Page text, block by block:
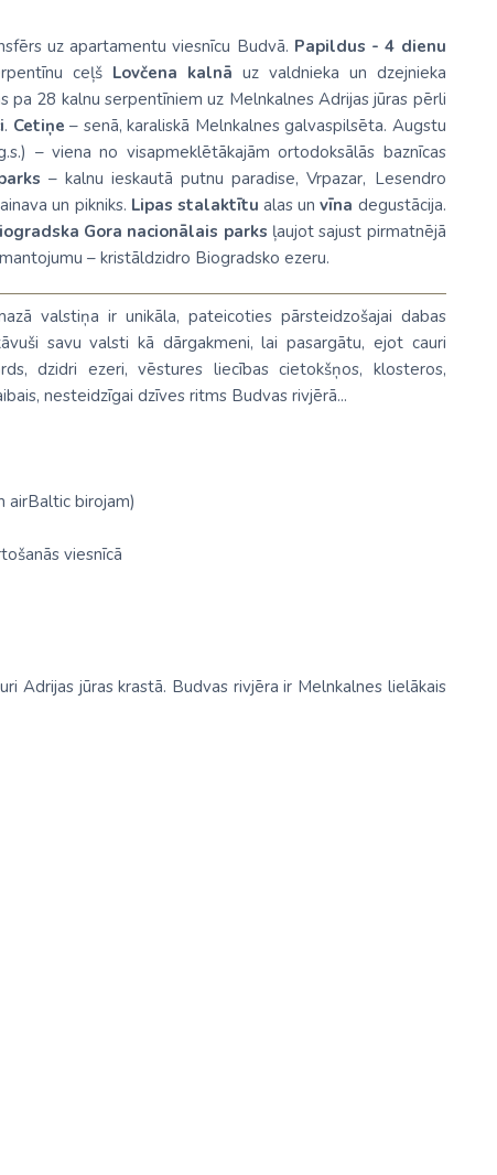
Omāna
Saūda Arābija
Singapūra
Šrilanka
Uzbekistāna
Vjetnama
uz apartamentu viesnīcu Budvā. Papildus - 4 dienu
ceļš Lovčena kalnā uz valdnieka un dzejnieka
pa 28 kalnu serpentīniem uz Melnkalnes Adrijas jūras pērli
. Cetiņe – senā, karaliskā Melnkalnes galvaspilsēta. Augstu
– viena no visapmeklētākajām ortodoksālās baznīcas
– kalnu ieskautā putnu paradise,Vrpazar, Lesendro
un pikniks. Lipas stalaktītu alas unvīna degustācija.
Gora nacionālais parks ļaujot sajust pirmatnējā
– kristāldzidro Biogradsko ezeru.
valstiņa ir unikāla, pateicoties pārsteidzošajai dabas
savu valsti kā dārgakmeni, lai pasargātu, ejot cauri
dzidri ezeri, vēstures liecības cietokšņos, klosteros,
nesteidzīgai dzīves ritms Budvas rivjērā...
airBaltic birojam)
viesnīcā
Adrijas jūras krastā. Budvas rivjēra ir Melnkalnes lielākais